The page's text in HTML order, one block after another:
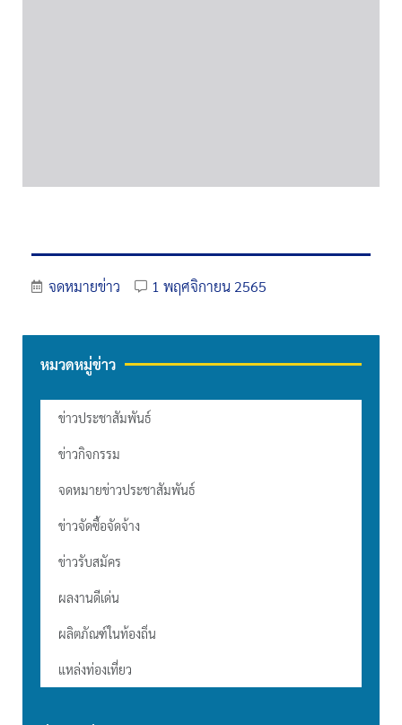
จดหมายข่าว 1 พฤศจิกายน 2565
หมวดหมู่ข่าว
ข่าวประชาสัมพันธ์
ข่าวกิจกรรม
จดหมายข่าวประชาสัมพันธ์
ข่าวจัดซื้อจัดจ้าง
ข่าวรับสมัคร
ผลงานดีเด่น
ผลิตภัณฑ์ในท้องถิ่น
แหล่งท่องเที่ยว